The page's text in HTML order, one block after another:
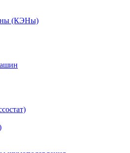
(КЭНы)